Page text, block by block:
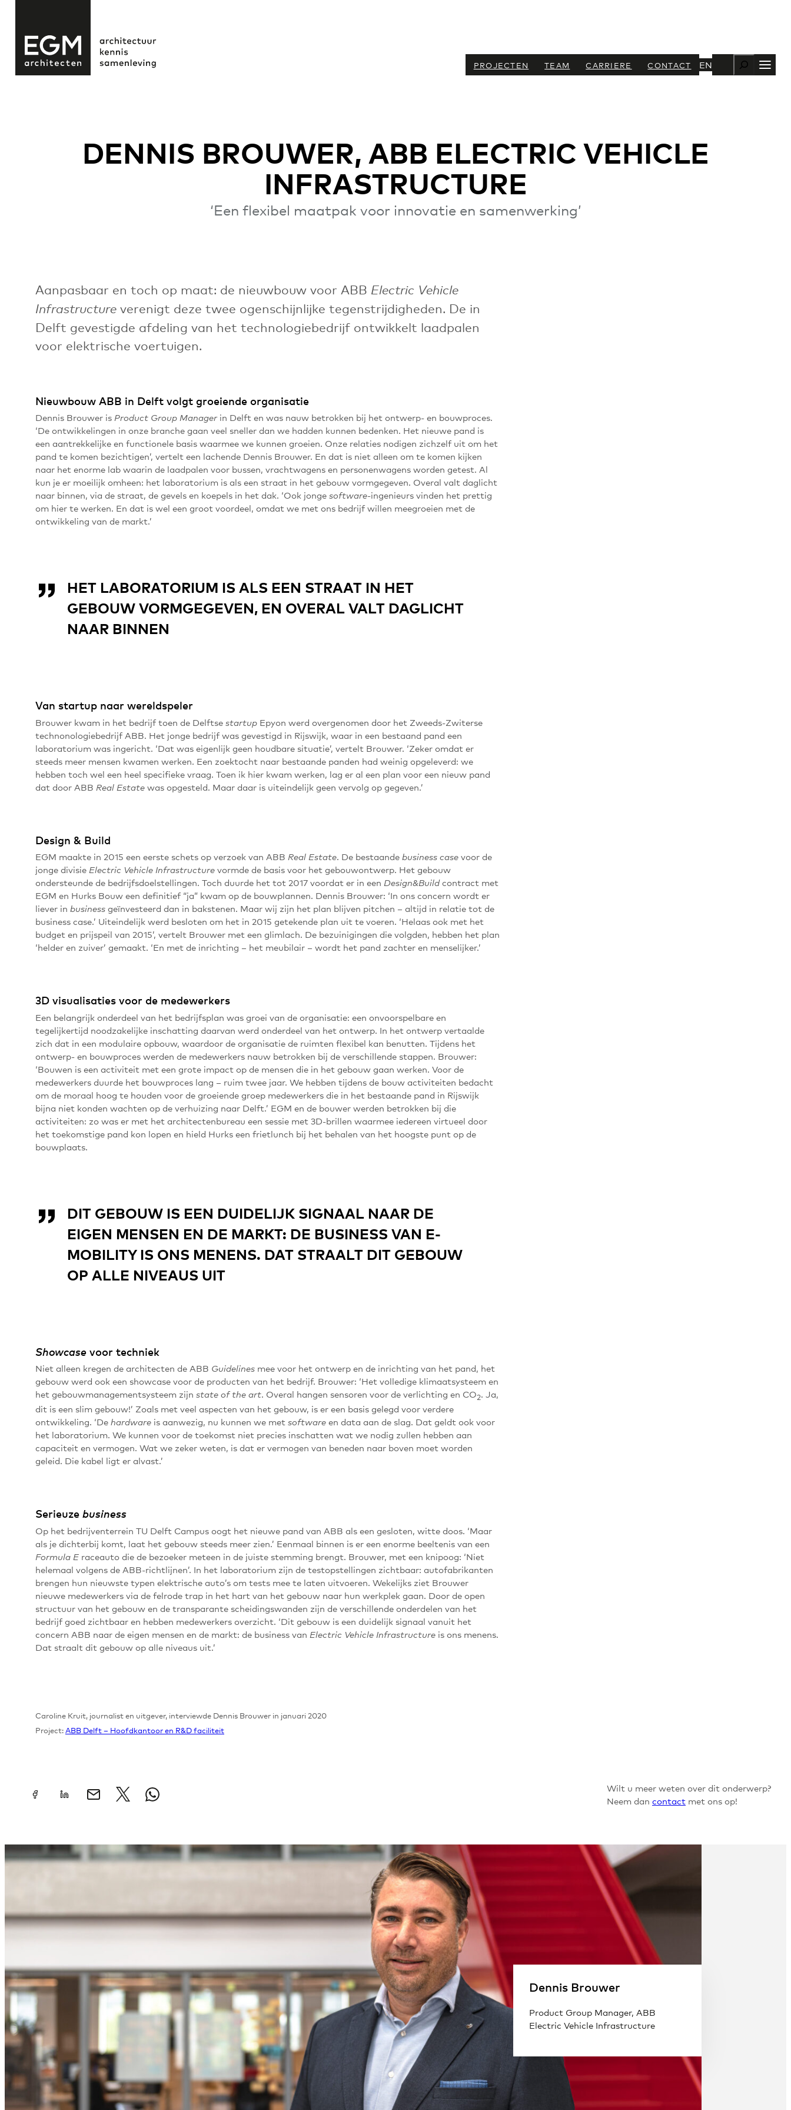
PROJECTEN TEAM CARRIERE CONTACT EN Zoeken
DENNIS BROUWER, ABB ELECTRIC VEHICLE
INFRASTRUCTURE
‘Een flexibel maatpak voor innovatie en samenwerking’
Aanpasbaar en toch op maat: de nieuwbouw voor ABB Electric Vehicle
Infrastructure verenigt deze twee ogenschijnlijke tegenstrijdigheden. De in
Delft gevestigde afdeling van het technologiebedrijf ontwikkelt laadpalen
voor elektrische voertuigen.
Nieuwbouw ABB in Delft volgt groeiende organisatie
Dennis Brouwer is Product Group Managerin Delft en was nauw betrokken bij het ontwerp- en bouwproces.
‘De ontwikkelingen in onze branche gaan veel sneller dan we hadden kunnen bedenken. Het nieuwe pand is
een aantrekkelijke en functionele basis waarmee we kunnen groeien. Onze relaties nodigen zichzelf uit om het
pand te komen bezichtigen’, vertelt een lachende Dennis Brouwer. En dat is niet alleen om te komen kijken
naar het enorme lab waarin de laadpalen voor bussen, vrachtwagens en personenwagens worden getest. Al
kun je er moeilijk omheen: het laboratorium is als een straat in het gebouw vormgegeven. Overal valt daglicht
naar binnen, via de straat, de gevels en koepels in het dak. ‘Ook jonge software-ingenieurs vinden het prettig
om hier te werken. En dat is wel een groot voordeel, omdat we met ons bedrijf willen meegroeien met de
ontwikkeling van de markt.’
HET LABORATORIUM IS ALS EEN STRAAT IN HET
GEBOUW VORMGEGEVEN, EN OVERAL VALT DAGLICHT
NAAR BINNEN
Van startup naar wereldspeler
Brouwer kwam in het bedrijf toen de Delftse startup Epyon werd overgenomen door het Zweeds-Zwiterse
technonologiebedrijf ABB. Het jonge bedrijf was gevestigd in Rijswijk, waar in een bestaand pand een
laboratorium was ingericht. ‘Dat was eigenlijk geen houdbare situatie’, vertelt Brouwer. ‘Zeker omdat er
steeds meer mensen kwamen werken. Een zoektocht naar bestaande panden had weinig opgeleverd: we
hebben toch wel een heel specifieke vraag. Toen ik hier kwam werken, lag er al een plan voor een nieuw pand
dat door ABB Real Estate was opgesteld. Maar daar is uiteindelijk geen vervolg op gegeven.’
Design & Build
EGM maakte in 2015 een eerste schets op verzoek van ABB Real Estate. De bestaande business case voor de
jonge divisie Electric Vehicle Infrastructure vormde de basis voor het gebouwontwerp. Het gebouw
ondersteunde de bedrijfsdoelstellingen. Toch duurde het tot 2017 voordat er in een Design&Buildcontract met
EGM en Hurks Bouw een definitief “ja” kwam op de bouwplannen. Dennis Brouwer: ‘In ons concern wordt er
liever in business geïnvesteerd dan in bakstenen. Maar wij zijn het plan blijven pitchen – altijd in relatie tot de
business case.’ Uiteindelijk werd besloten om het in 2015 getekende plan uit te voeren. ‘Helaas ook met het
budget en prijspeil van 2015’, vertelt Brouwer met een glimlach. De bezuinigingen die volgden, hebben het plan
‘helder en zuiver’ gemaakt. ‘En met de inrichting – het meubilair – wordt het pand zachter en menselijker.’
3D visualisaties voor de medewerkers
Een belangrijk onderdeel van het bedrijfsplan was groei van de organisatie: een onvoorspelbare en
tegelijkertijd noodzakelijke inschatting daarvan werd onderdeel van het ontwerp. In het ontwerp vertaalde
zich dat in een modulaire opbouw, waardoor de organisatie de ruimten flexibel kan benutten. Tijdens het
ontwerp- en bouwproces werden de medewerkers nauw betrokken bij de verschillende stappen. Brouwer:
‘Bouwen is een activiteit met een grote impact op de mensen die in het gebouw gaan werken. Voor de
medewerkers duurde het bouwproces lang – ruim twee jaar. We hebben tijdens de bouw activiteiten bedacht
om de moraal hoog te houden voor de groeiende groep medewerkers die in het bestaande pand in Rijswijk
bijna niet konden wachten op de verhuizing naar Delft.’ EGM en de bouwer werden betrokken bij die
activiteiten: zo was er met het architectenbureau een sessie met 3D-brillen waarmee iedereen virtueel door
het toekomstige pand kon lopen en hield Hurks een frietlunch bij het behalen van het hoogste punt op de
bouwplaats.
DIT GEBOUW IS EEN DUIDELIJK SIGNAAL NAAR DE
EIGEN MENSEN EN DE MARKT: DE BUSINESS VAN E-
MOBILITYIS ONS MENENS. DAT STRAALT DIT GEBOUW
OP ALLE NIVEAUS UIT
Showcase voor techniek
Niet alleen kregen de architecten de ABB Guidelines mee voor het ontwerp en de inrichting van het pand, het
gebouw werd ook een showcase voor de producten van het bedrijf. Brouwer: ‘Het volledige klimaatsysteem en
het gebouwmanagementsysteem zijn state of the art. Overal hangen sensoren voor de verlichting en CO2. Ja,
dit is een slim gebouw!’ Zoals met veel aspecten van het gebouw, is er een basis gelegd voor verdere
ontwikkeling. ‘De hardware is aanwezig, nu kunnen we met software en data aan de slag. Dat geldt ook voor
het laboratorium. We kunnen voor de toekomst niet precies inschatten wat we nodig zullen hebben aan
capaciteit en vermogen. Wat we zeker weten, is dat er vermogen van beneden naar boven moet worden
geleid. Die kabel ligt er alvast.’
Serieuze business
Op het bedrijventerrein TU Delft Campus oogt het nieuwe pand van ABB als een gesloten, witte doos. ‘Maar
als je dichterbij komt, laat het gebouw steeds meer zien.’ Eenmaal binnen is er een enorme beeltenis van een
Formula E raceauto die de bezoeker meteen in de juiste stemming brengt. Brouwer, met een knipoog: ‘Niet
helemaal volgens de ABB-richtlijnen’. In het laboratorium zijn de testopstellingen zichtbaar: autofabrikanten
brengen hun nieuwste typen elektrische auto’s om tests mee te laten uitvoeren. Wekelijks ziet Brouwer
nieuwe medewerkers via de felrode trap in het hart van het gebouw naar hun werkplek gaan. Door de open
structuur van het gebouw en de transparante scheidingswanden zijn de verschillende onderdelen van het
bedrijf goed zichtbaar en hebben medewerkers overzicht. ‘Dit gebouw is een duidelijk signaal vanuit het
concern ABB naar de eigen mensen en de markt: de business van Electric Vehicle Infrastructure is ons menens.
Dat straalt dit gebouw op alle niveaus uit.’
Caroline Kruit, journalist en uitgever, interviewde Dennis Brouwer in januari 2020
Project:ABB Delft – Hoofdkantoor en R&D faciliteit
Wilt u meer weten over dit onderwerp?
Neem dan contact met ons op!
Dennis Brouwer
Product Group Manager, ABB
Electric Vehicle Infrastructure